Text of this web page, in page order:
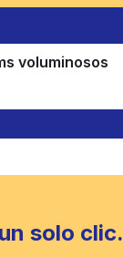
voluminosos
solo clic.